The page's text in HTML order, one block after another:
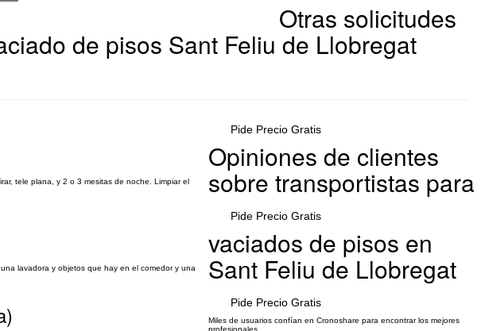
Otras solicitudes
de pisos Sant Feliu de Llobregat
tele plana, y 2 o 3 mesitas de noche. Limpiar el
Pide Precio Gratis
lavadora y objetos que hay en el comedor y una
Pide Precio Gratis
Pide Precio Gratis
Opiniones de clientes
sobre transportistas para
vaciados de pisos en
Sant Feliu de Llobregat
Miles de usuarios confían en Cronoshare para encontrar los mejores
profesionales